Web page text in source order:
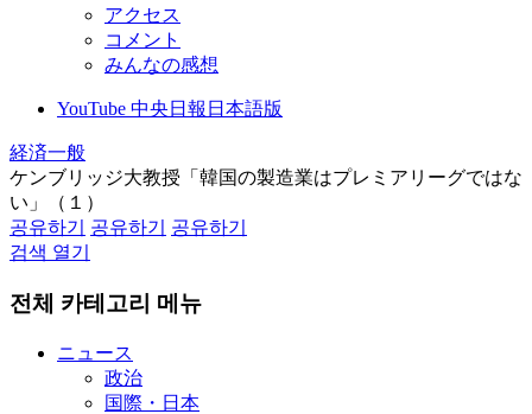
アクセス
コメント
みんなの感想
YouTube 中央日報日本語版
経済一般
ケンブリッジ大教授「韓国の製造業はプレミアリーグではな
い」（１）
공유하기
공유하기
공유하기
검색 열기
전체 카테고리 메뉴
ニュース
政治
国際・日本